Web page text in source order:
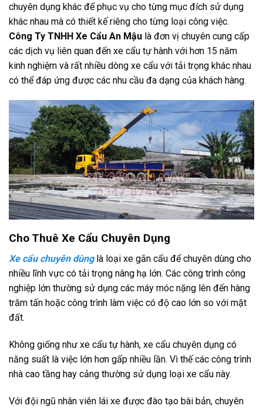
chuyên dụng khác để phục vụ cho từng mục đích sử dụng
khác nhau mà có thiết kế riêng cho từng loại công việc.
Công Ty TNHH Xe Cẩu An Mậu là đơn vị chuyên cung cấp
các dịch vụ liên quan đến xe cẩu tự hành với hơn 15 năm
kinh nghiệm và rất nhiều dòng xe cẩu với tải trọng khác nhau
có thể đáp ứng được các nhu cầu đa dạng của khách hàng.
Cho Thuê Xe Cẩu Chuyên Dụng
Xe cẩu chuyên dùnglà loại xe gắn cẩu để chuyên dùng cho
nhiều lĩnh vực có tải trọng nâng hạ lớn. Các công trình công
nghiệp lớn thường sử dụng các máy móc nặng lên đến hàng
trăm tấn hoặc công trình làm việc có độ cao lớn so với mặt
đất.
Không giống như xe cẩu tự hành, xe cẩu chuyên dụng có
năng suất là việc lớn hơn gấp nhiều lần. Vì thế các công trình
nhà cao tầng hay cảng thường sử dụng loại xe cẩu này.
Với đội ngũ nhân viên lái xe được đào tạo bài bản, chuyên